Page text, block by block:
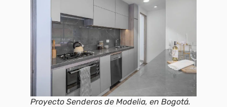
Proyecto Senderos de Modelia, en Bogotá.